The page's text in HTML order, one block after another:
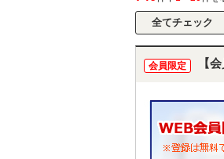
会員限定 【